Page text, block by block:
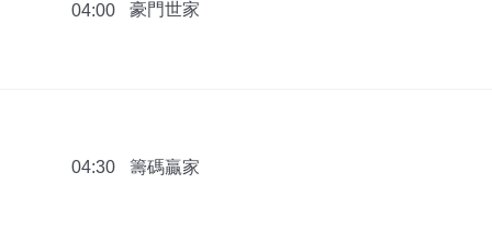
04:00 豪門世家
04:30 籌碼贏家